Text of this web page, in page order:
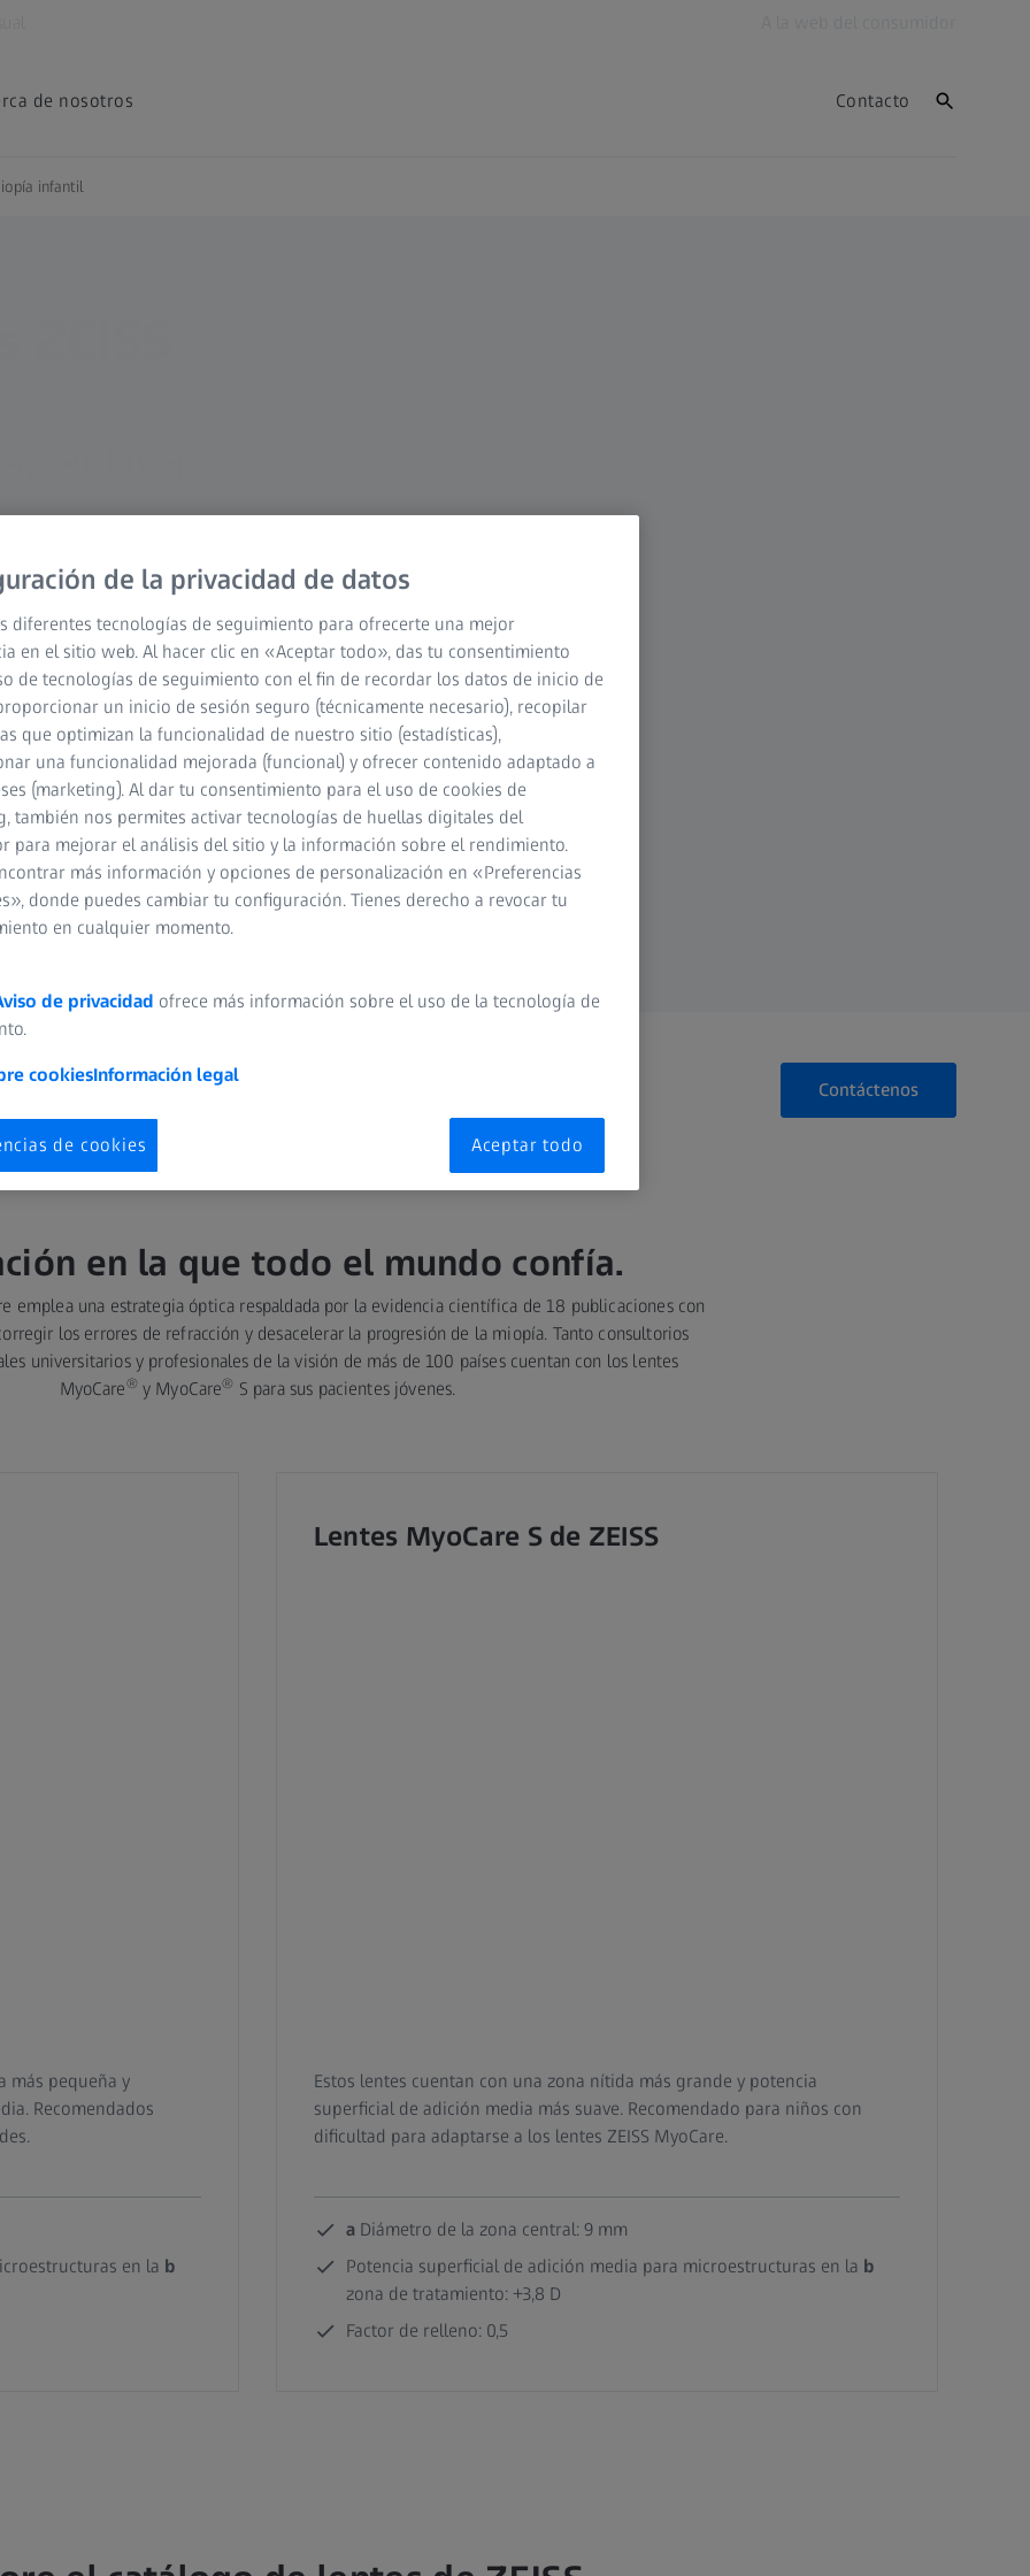
de nosotros Contacto
infantil
MyoCare
, por lo que son su
innovadores lentes
de experiencia, y
ofreciendo visión
todo el día.
Contáctenos
en la que todo el mundo confía.
emplea una estrategia óptica respaldada por la evidencia científica de 18 publicaciones con
los errores de refracción y desacelerar la progresión de la miopía. Tanto consultorios
universitarios y profesionales de la visión de más de 100 países cuentan con los lentes
MyoCare® y MyoCare® S para sus pacientes jóvenes.
más pequeña y
Recomendados
en la b
Lentes MyoCare S de ZEISS
Estos lentes cuentan con una zona nítida más grande y potencia
superficial de adición media más suave. Recomendado para niños con
dificultad para adaptarse a los lentes ZEISS MyoCare.
a Diámetro de la zona central: 9 mm
Potencia superficial de adición media para microestructuras en la b
zona de tratamiento: +3,8 D
Factor de relleno: 0,5
de la privacidad de datos
diferentes tecnologías de seguimiento para ofrecerte una mejor
en el sitio web. Al hacer clic en «Aceptar todo», das tu consentimiento
de tecnologías de seguimiento con el fin de recordar los datos de inicio de
un inicio de sesión seguro (técnicamente necesario), recopilar
que optimizan la funcionalidad de nuestro sitio (estadísticas),
una funcionalidad mejorada (funcional) y ofrecer contenido adaptado a
(marketing). Al dar tu consentimiento para el uso de cookies de
también nos permites activar tecnologías de huellas digitales del
para mejorar el análisis del sitio y la información sobre el rendimiento.
más información y opciones de personalización en «Preferencias
donde puedes cambiar tu configuración. Tienes derecho a revocar tu
en cualquier momento.
de privacidad ofrece más información sobre el uso de la tecnología de
cookiesInformación legal
de cookies Aceptar todo